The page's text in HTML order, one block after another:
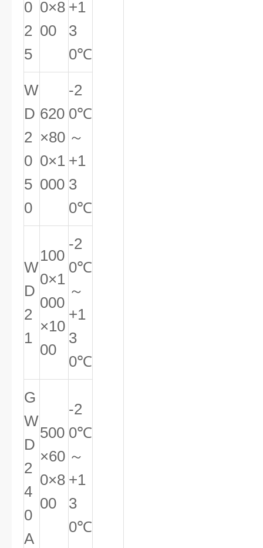
0
2
5
0×8
00
+1
3
0℃
W
D
2
0
5
0
620
×80
0×1
000
-2
0℃
～
+1
3
0℃
W
D
2
1
100
0×1
000
×10
00
-2
0℃
～
+1
3
0℃
G
W
D
2
4
0
A
500
×60
0×8
00
-2
0℃
～
+1
3
0℃